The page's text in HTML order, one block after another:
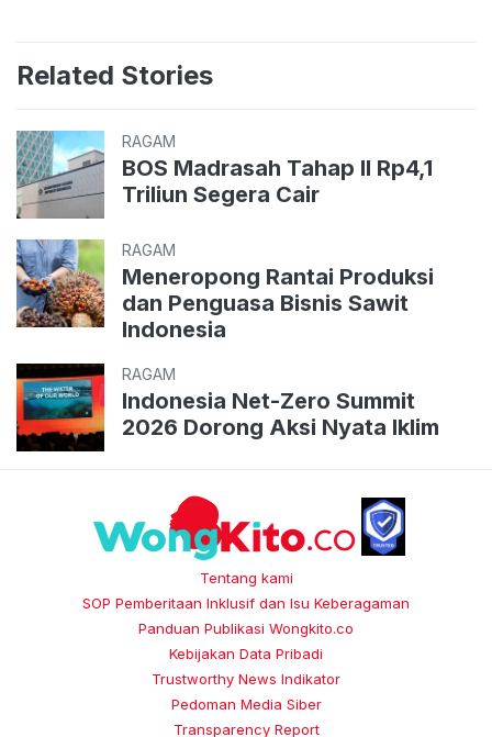
Related Stories
RAGAM
BOS Madrasah Tahap II Rp4,1
Triliun Segera Cair
RAGAM
Meneropong Rantai Produksi
dan Penguasa Bisnis Sawit
Indonesia
RAGAM
Indonesia Net-Zero Summit
2026 Dorong Aksi Nyata Iklim
Tentang kami
SOP Pemberitaan Inklusif dan Isu Keberagaman
Panduan Publikasi Wongkito.co
Kebijakan Data Pribadi
Trustworthy News Indikator
Pedoman Media Siber
Transparency Report